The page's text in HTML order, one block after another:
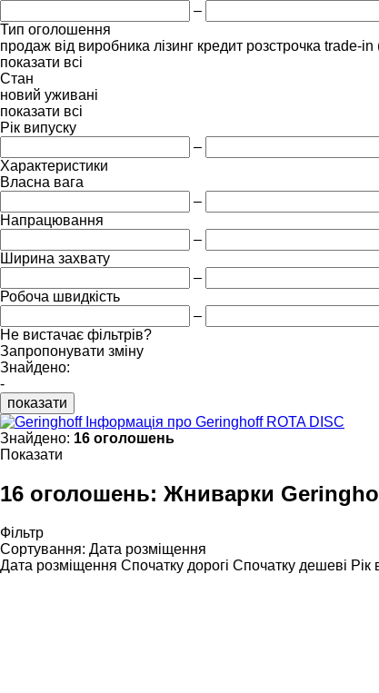
–
Тип оголошення
продаж від виробника лізинг кредит розстрочка trade-in
показати всі
Стан
новий уживані
показати всі
Рік випуску
–
Характеристики
Власна вага
–
Напрацювання
–
Ширина захвату
–
Робоча швидкість
–
Не вистачає фільтрів?
Запропонувати зміну
Знайдено:
-
показати
Інформація про Geringhoff ROTA DISC
Знайдено: 16 оголошень
Показати
16 оголошень: Жниварки
Фільтр
Сортування: Дата розміщення
Дата розміщення Спочатку дорогі Спочатку дешеві Рік